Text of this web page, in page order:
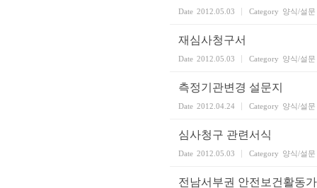
Date 2012.05.03 Category 양식/설문
재심사청구서
Date 2012.05.03 Category 양식/설문
측정기관변경 설문지
Date 2012.04.24 Category 양식/설문
심사청구 관련서식
Date 2012.05.03 Category 양식/설문
전남서부권 안전보건활동